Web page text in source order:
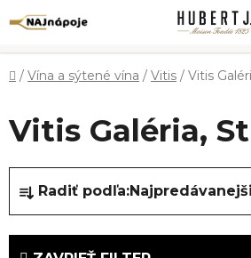
na
Domov
/ Vína a sýtené vína / Vitis / Vitis
Vitis Galéria,
a
d
e
Radiť podľa: